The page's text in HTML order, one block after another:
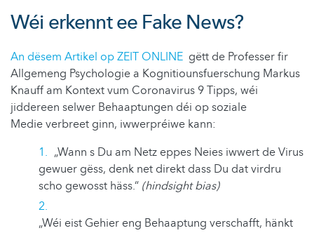
Wéi erkennt ee Fake News?
An dësem Artikel op ZEIT ONLINE gëtt de Professer fir
Allgemeng Psychologie a Kognitiounsfuerschung Markus
Knauff am Kontext vum Coronavirus 9 Tipps, wéi
jiddereen selwer Behaaptungen déi op soziale
Medie verbreet ginn, iwwerpréiwe kann:
„Wann s Du am Netz eppes Neies iwwert de Virus
gewuer gëss, denk net direkt dass Du dat virdru
scho gewosst häss.“ (hindsight bias)
„Wéi eist Gehier eng Behaaptung verschafft, hänkt